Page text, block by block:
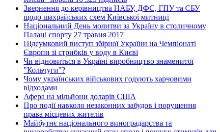
Звернення до керівництва НАБУ, ДФС, ГПУ та СБУ
щодо шахрайських схем Київської митниці
Національний День молитви за Україну в столичному
Палаці спорту 27 травня 2017
Підсумковий виступ збірної України на Чемпіонаті
Європи зі стрибків у воду в Києві
Чи відновиться в Україні виробництво знаменитої
"Кольчуги"?
Чому українських військових годують харчовими
відходами
Афера на мільйони доларів США
Про події навколо незаконних забудов і порушення
права місцевих жителів
Майбутнє національного виноградарства та